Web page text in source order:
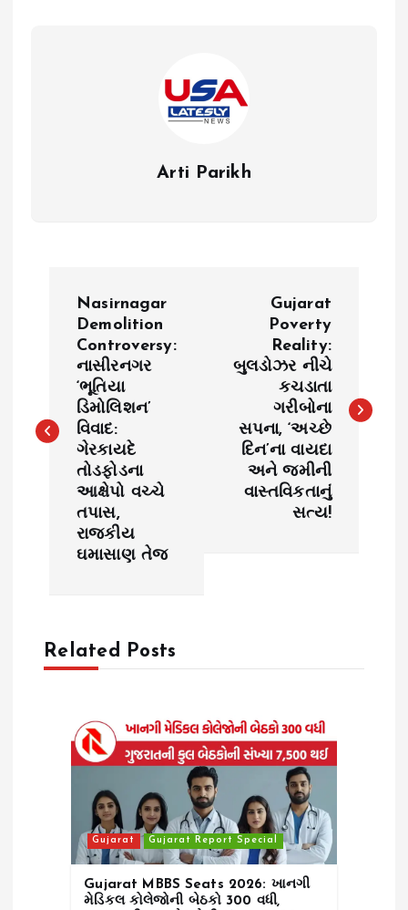
Arti Parikh
t
g
Nasirnagar
Demolition
Controversy:
નાસીરનગર
‘ભૂતિયા
ડિમોલિશન’
વિવાદ:
ગેરકાયદે
તોડફોડના
આક્ષેપો વચ્ચે
તપાસ,
રાજકીય
ઘમાસાણ તેજ
Gujarat
Poverty
Reality:
બુલડોઝર નીચે
કચડાતા
ગરીબોના
સપના, ‘અચ્છે
દિન’ના વાયદા
અને જમીની
વાસ્તવિકતાનું
સત્ય!
Related Posts
Gujarat Gujarat Report Special
Gujarat MBBS Seats 2026: ખાનગી
મેડિકલ કોલેજોની બેઠકો 300 વધી,